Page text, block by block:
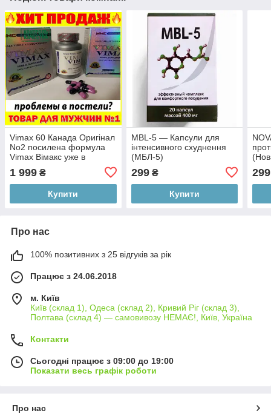
Vimax 60 Канада Оригінал
No2 посилена формула
Vimax Вімакс уже в
потенції для чоловіків
1 999 ₴
Купити
MBL-5 — Капсули для
інтенсивного схуднення
(МБЛ-5)
299₴
Купити
299
Про нас
100% позитивних з 25 відгуків за рік
Працює з 24.06.2018
м. Київ
Київ (склад 1), Одеса (склад 2), Кривий Ріг (склад 3),
Полтава (склад 4) — самовивозу НЕМАЄ!, Київ, Україна
Контакти
Сьогодні працює з 09:00 до 19:00
Показати весь графік роботи
Про нас